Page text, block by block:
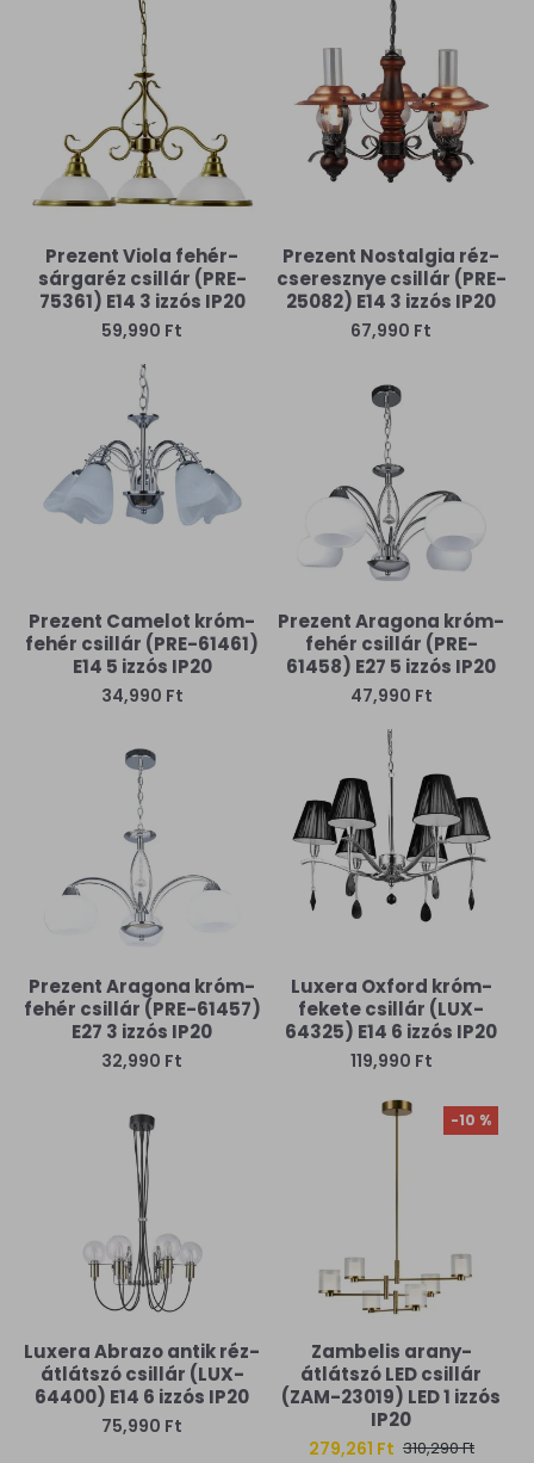
Prezent Viola fehér-
sárgaréz csillár (PRE-
75361) E14 3 izzós IP20
59,990 Ft
Prezent Nostalgia réz-
cseresznye csillár (PRE-
25082) E14 3 izzós IP20
67,990 Ft
Prezent Camelot króm-
fehér csillár (PRE-61461)
E14 5 izzós IP20
34,990 Ft
Prezent Aragona króm-
fehér csillár (PRE-
61458) E27 5 izzós IP20
47,990 Ft
Prezent Aragona króm-
fehér csillár (PRE-61457)
E27 3 izzós IP20
32,990 Ft
Luxera Oxford króm-
fekete csillár (LUX-
64325) E14 6 izzós IP20
119,990 Ft
Luxera Abrazo antik réz-
átlátszó csillár (LUX-
64400) E14 6 izzós IP20
75,990 Ft
-10 %
Zambelis arany-
átlátszó LED csillár
(ZAM-23019) LED 1 izzós
IP20
279,261 Ft 310,290 Ft